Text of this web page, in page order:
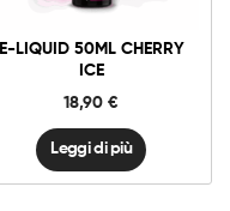
E-LIQUID 50ML CHERRY
ICE
18,90€
Leggi di più